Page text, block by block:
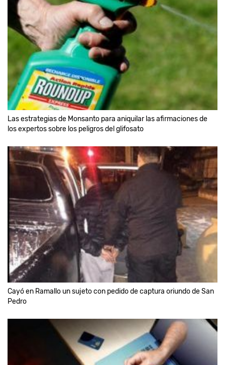
Las estrategias de Monsanto para aniquilar las afirmaciones de
los expertos sobre los peligros del glifosato
Cayó en Ramallo un sujeto con pedido de captura oriundo de San
Pedro